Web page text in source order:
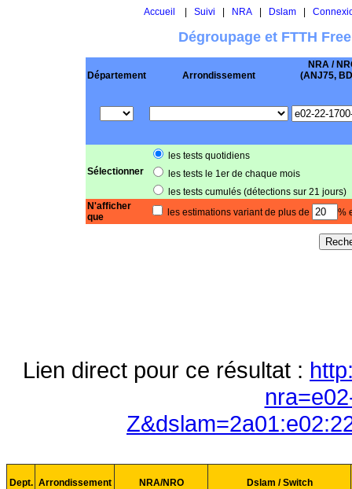
Accueil Suivi NRA| Dslam|
Dégroupage et FTTH
Département Arrondissement
NRA /
(ANJ75,
Sélectionner
les tests quotidiens
les tests le 1er de chaque mois
les tests cumulés (détections sur 21 jours)
N'afficher
que
les estimations variant de plus de %
Lien direct pour ce résultat :
Dept. Arrondissement NRA/NRO Dslam / Switch